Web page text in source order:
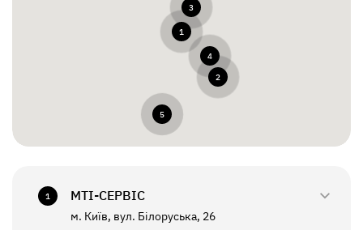
1
2
3
4
5
1 МТI-СЕРВІС
м. Київ, вул. Білоруська, 26